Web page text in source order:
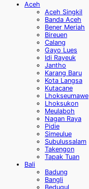
Aceh
Aceh Singkil
Banda Aceh
Bener Meriah
Bireuen
Calang
Gayo Lues
Idi Rayeuk
Jantho
Karang Baru
Kota Langsa
Kutacane
Lhokseumawe
Lhoksukon
Meulaboh
Nagan Raya
Pidie
Simeulue
Subulussalam
Takengon
Tapak Tuan
Bali
Badung
Bangli
Bedugul